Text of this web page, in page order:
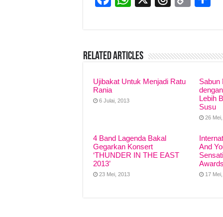
e
b
o
o
s
A
p
d
s
Li
Related Articles
Ujibakat Untuk Menjadi Ratu
Rania
6 Julai, 2013
Sabun
Lebih
Susu
26
4 Band Lagenda Bakal
Gegarkan Konsert
‘THUNDER IN THE EAST
2013’
23 Mei, 2013
And
17